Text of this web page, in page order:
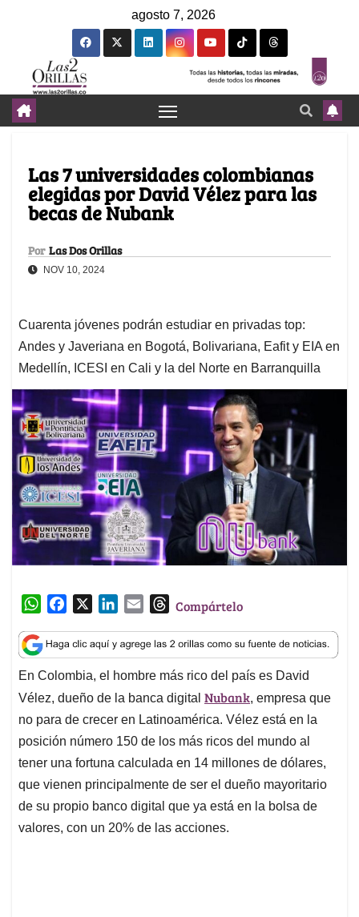
agosto 7, 2026
Las 7 universidades colombianas
elegidas por David Vélez para las
becas de Nubank
Por Las Dos Orillas
NOV 10, 2024
Cuarenta jóvenes podrán estudiar en privadas top:
Andes y Javeriana en Bogotá, Bolivariana, Eafit y EIA en
Medellín, ICESI en Cali y la del Norte en Barranquilla
W
a
t
s
A
p
p
c
e
b
o
o
k
n
k
e
d
I
n
a
i
l
T
r
e
a
d
s
Compártelo
En Colombia, el hombre más rico del país es David
Vélez, dueño de la banca digital Nubank, empresa que
no para de crecer en Latinoamérica. Vélez está en la
posición número 150 de los más ricos del mundo al
tener una fortuna calculada en 14 millones de dólares,
que vienen principalmente de ser el dueño mayoritario
de su propio banco digital que ya está en la bolsa de
valores, con un 20% de las acciones.